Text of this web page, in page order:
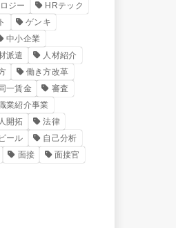
ジー
HRテック
ゲンキ
中小企業
派遣
人材紹介
働き方改革
一賃金
審査
業紹介事業
開拓
法律
ール
自己分析
面接 面接官